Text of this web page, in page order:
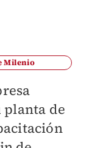
Milenio
planta de